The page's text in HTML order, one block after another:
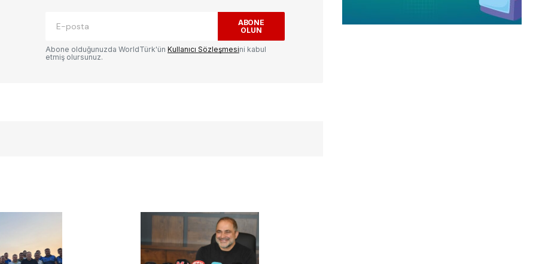
ABONE
OLUN
Abone olduğunuzda WorldTürk'ün Kullanıcı Sözleşmesini kabul
etmiş olursunuz.